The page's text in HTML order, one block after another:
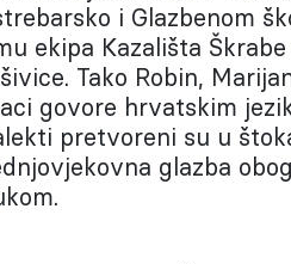
i Glazbenom
ekipa Kazališta
Tako Robin,
govore hrvatskim
pretvoreni su u
glazba